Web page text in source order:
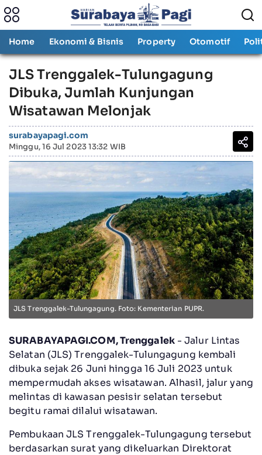
Home Ekonomi & Bisnis Property Otomotif
JLS Trenggalek-Tulungagung
Dibuka, Jumlah Kunjungan
Wisatawan Melonjak
surabayapagi.com
Minggu, 16 Jul 2023 13:32 WIB
JLS Trenggalek-Tulungagung. Foto: Kementerian PUPR.
SURABAYAPAGI.COM, Trenggalek- Jalur Lintas
Selatan (JLS) Trenggalek-Tulungagung kembali
dibuka sejak 26 Juni hingga 16 Juli 2023 untuk
mempermudah akses wisatawan. Alhasil, jalur yang
melintas di kawasan pesisir selatan tersebut
begitu ramai dilalui wisatawan.
Pembukaan JLS Trenggalek-Tulungagung tersebut
berdasarkan surat yang dikeluarkan Direktorat